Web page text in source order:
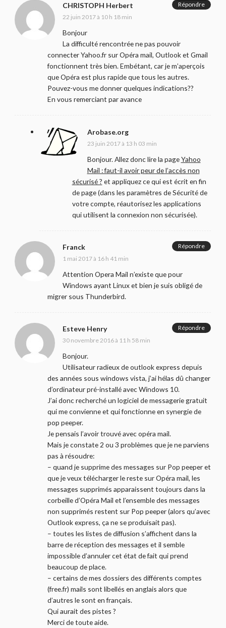
CHRISTOPH Herbert
22 juin 2017 à 10 h 18 min
Bonjour
La difficulté rencontrée ne pas pouvoir
connecter Yahoo.fr sur Opéra mail, Outlook et Gmail
fonctionnent très bien. Embétant, car je m’aperçois
que Opéra est plus rapide que tous les autres.
Pouvez-vous me donner quelques indications??
En vous remerciant par avance
Répondre
Arobase.org
23 juin 2017 à 13 h 03 min
Bonjour. Allez donc lire la pageYahoo
Mail : faut-il avoir peur de l’accès non
sécurisé ? et appliquez ce qui est écrit en fin
de page (dans les paramètres de Sécurité de
votre compte, réautorisez les applications
qui utilisent la connexion non sécurisée).
Franck
1 mai 2017 à 16 h 41 min
Attention Opera Mail n’existe que pour
Windows ayant Linux et bien je suis obligé de
migrer sous Thunderbird.
Répondre
Esteve Henry
30 novembre 2016 à 11 h 58 min
Bonjour.
Utilisateur radieux de outlook express depuis
des années sous windows vista, j’ai hélas dû changer
d’ordinateur pré-installé avec Windows 10.
J’ai donc recherché un logiciel de messagerie gratuit
qui me convienne et qui fonctionne en synergie de
pop peeper.
Je pensais l’avoir trouvé avec opéra mail.
Mais je constate 2 ou 3 problèmes que je ne parviens
pas à résoudre:
– quand je supprime des messages sur Pop peeper et
que je veux télécharger le reste sur Opéra mail, les
messages supprimés apparaissent toujours dans la
corbeille d’Opéra Mail et l’ensemble des messages
non supprimés restent sur Pop peeper (alors qu’avec
Outlook express, ça ne se produisait pas).
– toutes les listes de diffusion s’affichent dans la
barre de réception des messages et il semble
impossible d’annuler cet état de fait qui prend
beaucoup de place.
– certains de mes dossiers des différents comptes
(free.fr) mails sont libellés en anglais alors que
d’autres le sont en français.
Qui aurait des pistes ?
Merci de toute aide.
Répondre